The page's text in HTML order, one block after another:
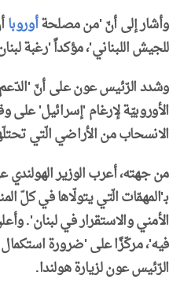
وأشار إلى أنّ 'من مصلحةأوروبا
للجيش اللبناني'، مؤكداً 'رغبة
وشدد الرّئيس عون على أنّ 'الدّعم
الأوروبيّة لإرغام 'إسرائيل' على
الانسحاب من الأراضي الّتي
من جهته، أعرب الوزير
بـ'المهمّات الّتي يتولّاها في كلّ
الأمني والاستقرار في لبنان'.
فيه'، مركّزًا على 'ضرورة استكمال
الرّئيس عون لزيارة هولندا.